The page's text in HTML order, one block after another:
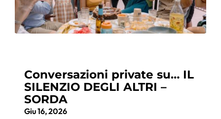
Conversazioni private su… IL
SILENZIO DEGLI ALTRI –
SORDA
Giu 16, 2026